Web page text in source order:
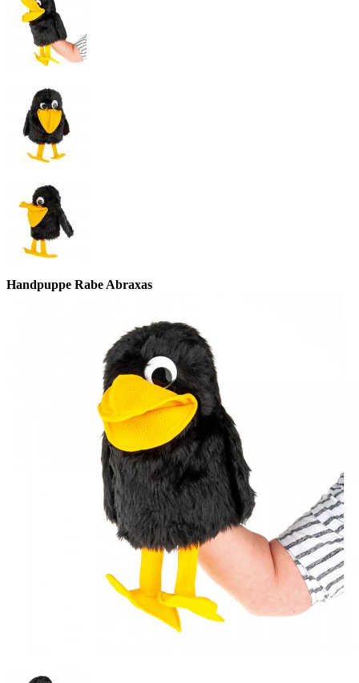
Handpuppe Rabe Abraxas